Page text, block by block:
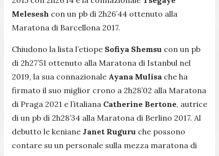
Melesesh con un pb di 2h26’44 ottenuto alla
Maratona di Barcellona 2017.
Chiudono la lista l’etiope Sofiya Shemsu con un pb
di 2h27’51 ottenuto alla Maratona di Istanbul nel
2019, la sua connazionale Ayana Mulisa che ha
firmato il suo miglior crono a 2h28’02 alla Maratona
di Praga 2021 e l’italiana Catherine Bertone, autrice
di un pb di 2h28’34 alla Maratona di Berlino 2017. Al
debutto le keniane Janet Ruguru che possono
contare su un personale sulla mezza maratona di